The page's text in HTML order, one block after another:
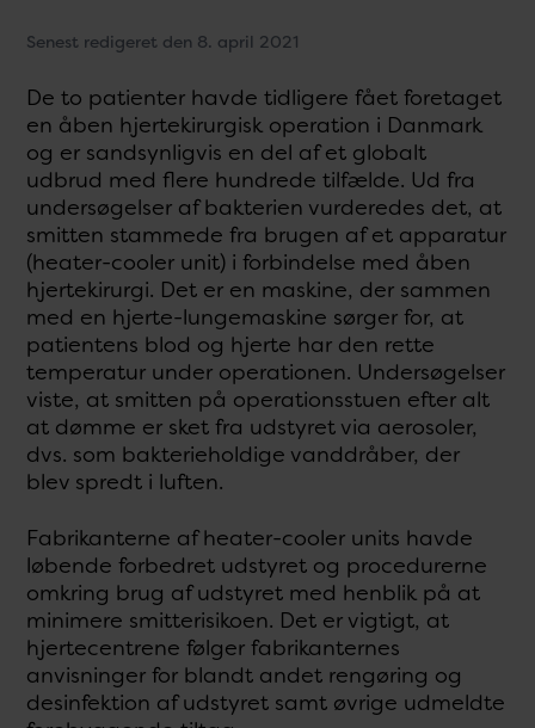
Senest redigeret den 8. april 2021
De to patienter havde tidligere fået foretaget
en åben hjertekirurgisk operation i Danmark
og er sandsynligvis en del af et globalt
udbrud med flere hundrede tilfælde. Ud fra
undersøgelser af bakterien vurderedes det, at
smitten stammede fra brugen af et apparatur
(heater-cooler unit) i forbindelse med åben
hjertekirurgi. Det er en maskine, der sammen
med en hjerte-lungemaskine sørger for, at
patientens blod og hjerte har den rette
temperatur under operationen. Undersøgelser
viste, at smitten på operationsstuen efter alt
at dømme er sket fra udstyret via aerosoler,
dvs. som bakterieholdige vanddråber, der
blev spredt i luften.
Fabrikanterne af heater-cooler units havde
løbende forbedret udstyret og procedurerne
omkring brug af udstyret med henblik på at
minimere smitterisikoen. Det er vigtigt, at
hjertecentrene følger fabrikanternes
anvisninger for blandt andet rengøring og
desinfektion af udstyret samt øvrige udmeldte